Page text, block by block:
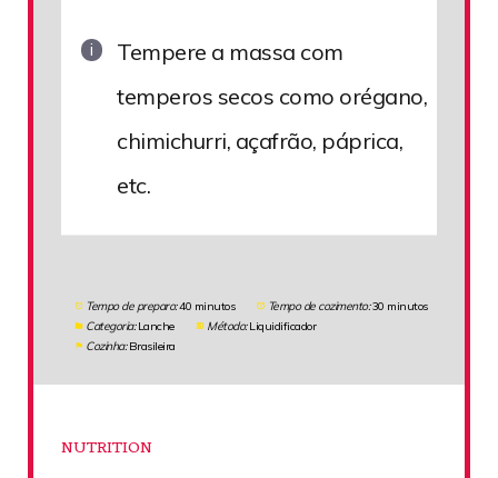
Tempere a massa com
temperos secos como orégano,
chimichurri, açafrão, páprica,
etc.
Tempo de preparo:40 minutos Tempo de cozimento: 30 minutos
Categoria: Lanche Método: Liquidificador
Cozinha: Brasileira
NUTRITION